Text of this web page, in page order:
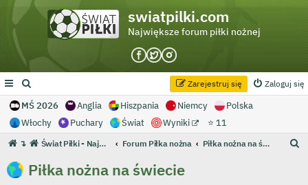
swiatpilki.com
Największe forum piłki nożnej
Zaloguj się
Zarejestruj się
MŚ 2026 Anglia Hiszpania Niemcy
Polska
Włochy
Puchary Świat Wyniki ⭐ 11
↴ Świat Piłki - Największe forum piłki nożnej Forum Piłka nożna Piłka nożna na świecie
Piłka nożna na świecie